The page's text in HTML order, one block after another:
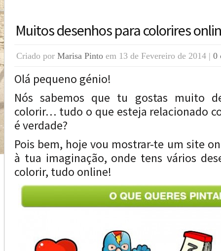
Muitos desenhos para colorires
Criado por Marisa Pinto em 13 de Fevereiro de 2014 | 0
Olá pequeno génio!
Nós sabemos que tu gostas muito
colorir… tudo o que esteja relacionado
é verdade?
Pois bem, hoje vou mostrar-te um site
à tua imaginação, onde tens vários
colorir, tudo online!